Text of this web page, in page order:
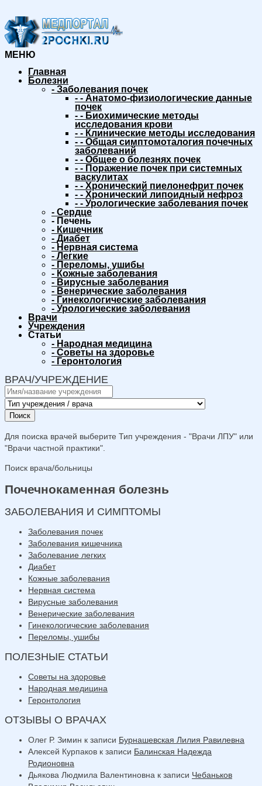
МЕНЮ
Главная
Болезни
- Заболевания почек
- - Анатомо-физиологические данные
почек
- - Биохимические методы
исследования крови
- - Клинические методы исследования
- - Общая симптомоталогия почечных
заболеваний
- - Общее о болезнях почек
- - Поражение почек при системных
васкулитах
- - Хронический пиелонефрит почек
- - Хронический липоидный нефроз
- - Урологические заболевания почек
- Сердце
- Печень
- Кишечник
- Диабет
- Нервная система
- Легкие
- Переломы, ушибы
- Кожные заболевания
- Вирусные заболевания
- Венерические заболевания
- Гинекологические заболевания
- Урологические заболевания
Врачи
Учреждения
Статьи
- Народная медицина
- Советы на здоровье
- Геронтология
ВРАЧ/УЧРЕЖДЕНИЕ
Поиск
Для поиска врачей выберите Тип учреждения - "Врачи ЛПУ" или
"Врачи частной практики".
Поиск врача/больницы
Почечнокаменная болезнь
ЗАБОЛЕВАНИЯ И СИМПТОМЫ
Заболевания почек
Заболевания кишечника
Заболевание легких
Диабет
Кожные заболевания
Нервная система
Вирусные заболевания
Венерические заболевания
Гинекологические заболевания
Переломы, ушибы
ПОЛЕЗНЫЕ СТАТЬИ
Советы на здоровье
Народная медицина
Геронтология
ОТЗЫВЫ О ВРАЧАХ
Олег Р. Зимин к записи Бурнашевская Лилия Равилевна
Алексей Курпаков к записи Балинская Надежда
Родионовна
Дьякова Людмила Валентиновна к записи Чебаньков